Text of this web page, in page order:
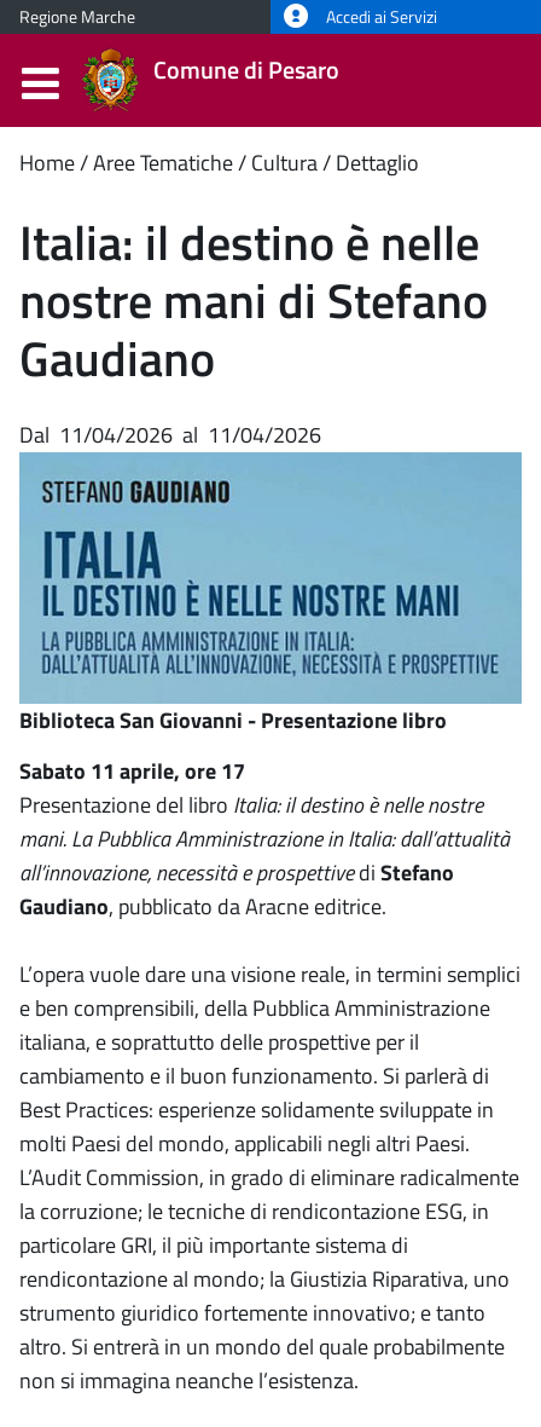
Regione Marche Accedi ai Servizi
Comune di Pesaro
Contenuto
principale
Home Aree Tematiche Cultura Dettaglio
Italia: il destino è nelle
nostre mani di Stefano
Gaudiano
Dal 11/04/2026 al 11/04/2026
Biblioteca San Giovanni - Presentazione libro
Sabato 11 aprile, ore 17
Presentazione del libro Italia: il destino è nelle nostre
mani. La Pubblica Amministrazione in Italia: dall’attualità
all’innovazione, necessità e prospettivediStefano
Gaudiano, pubblicato da Aracne editrice.
L’opera vuole dare una visione reale, in termini semplici
e ben comprensibili, della Pubblica Amministrazione
italiana, e soprattutto delle prospettive per il
cambiamento e il buon funzionamento. Si parlerà di
Best Practices: esperienze solidamente sviluppate in
molti Paesi del mondo, applicabili negli altri Paesi.
L’Audit Commission, in grado di eliminare radicalmente
la corruzione; le tecniche di rendicontazione ESG, in
particolare GRI, il più importante sistema di
rendicontazione al mondo; la Giustizia Riparativa, uno
strumento giuridico fortemente innovativo; e tanto
altro. Si entrerà in un mondo del quale probabilmente
non si immagina neanche l’esistenza.